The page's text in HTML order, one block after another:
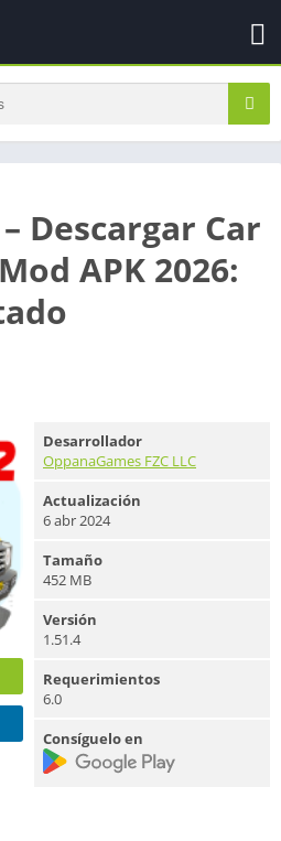
Descargar Car
APK 2026:
Desarrollador
OppanaGames FZC LLC
Actualización
6 abr 2024
Tamaño
452 MB
Versión
1.51.4
Requerimientos
6.0
Consíguelo en